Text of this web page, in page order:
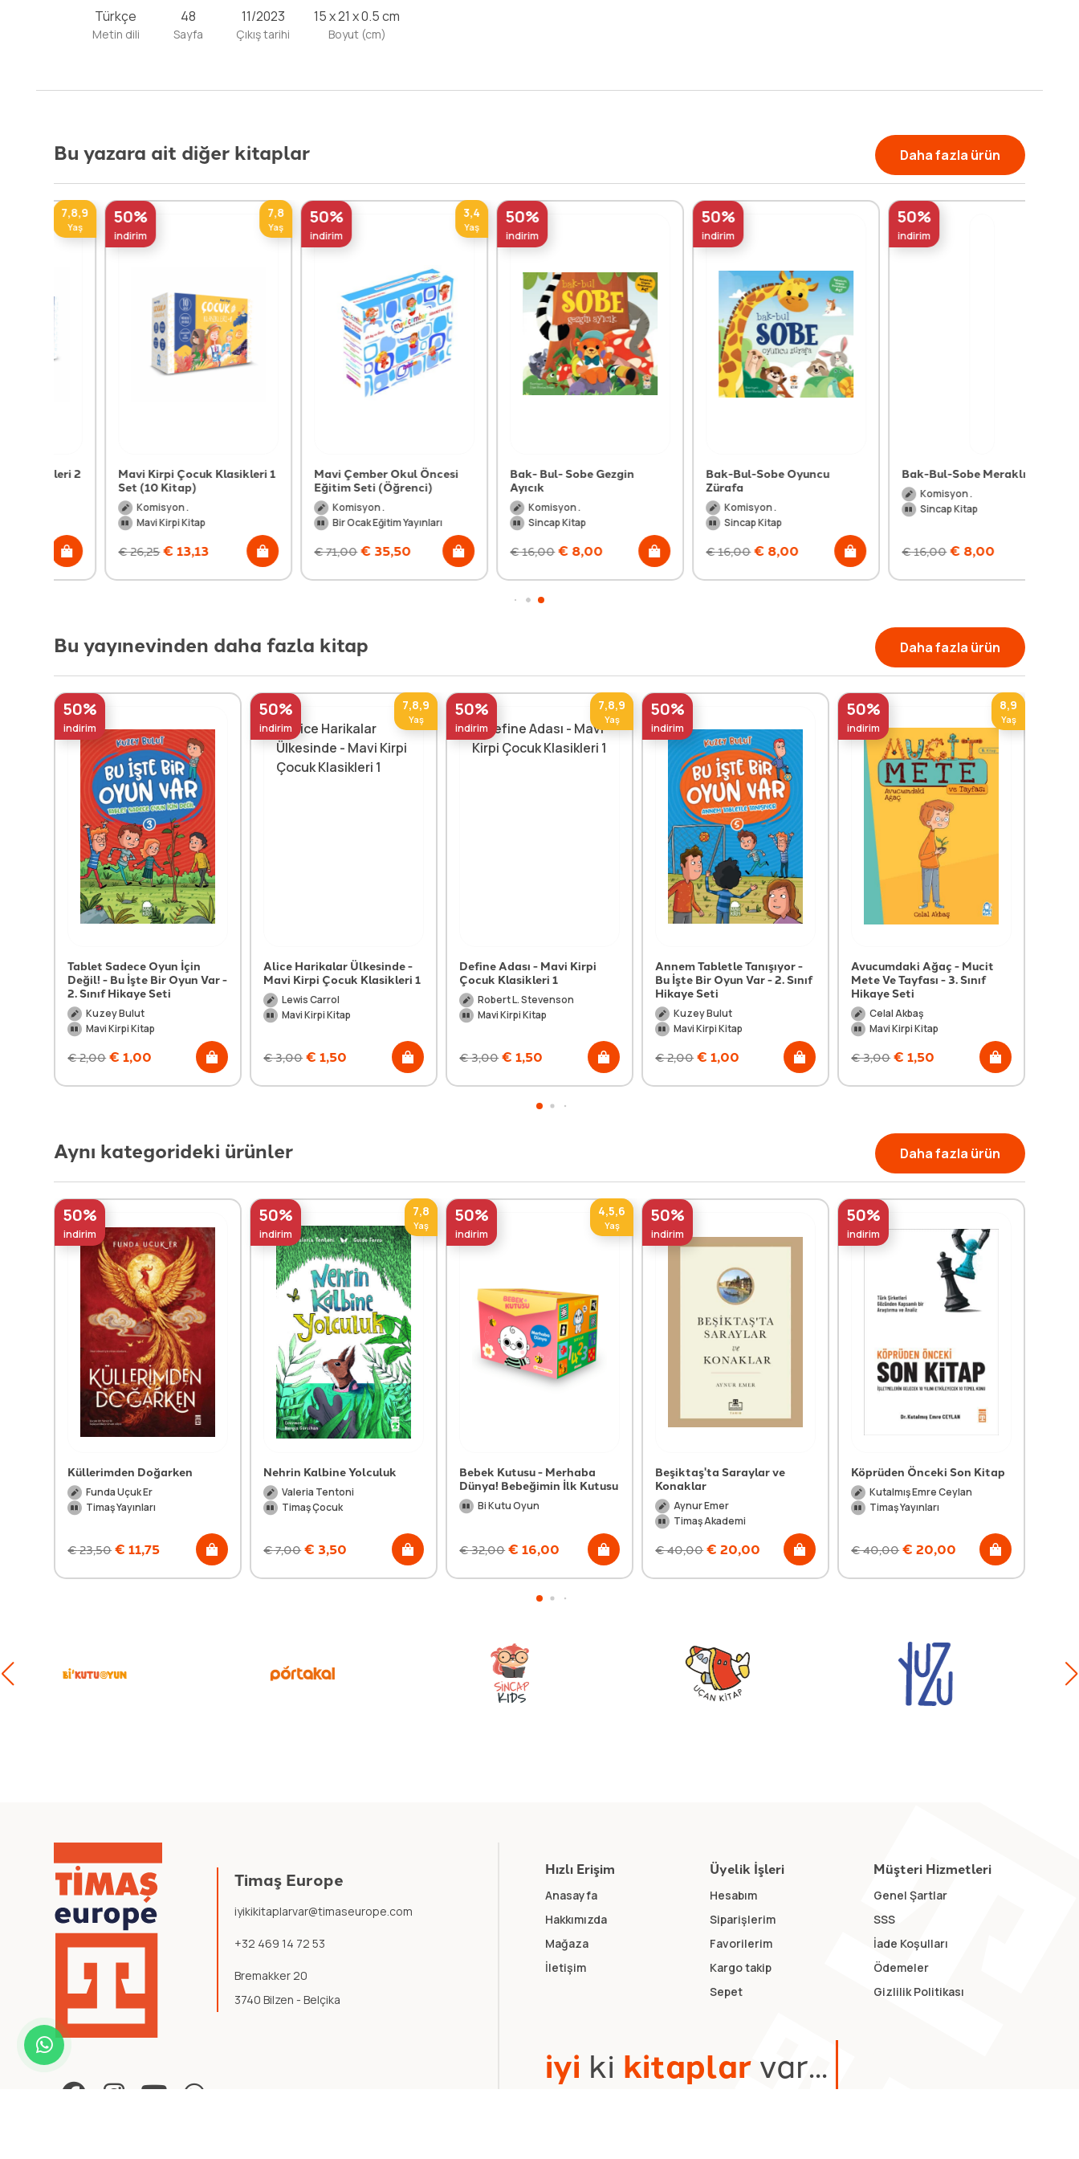
Türkçe
Metin dili
48
Sayfa
11/2023
Çıkış tarihi
15 x 21 x 0.5 cm
Boyut (cm)
Bu yazara ait diğer kitaplar Daha fazla ürün
50%
indirim
Mavi Kirpi Çocuk Klasikleri 1
Set (10 Kitap)
Komisyon .
Mavi Kirpi Kitap
€ 26,25 €13,13
50%
indirim
Mavi Çember Okul Öncesi
Eğitim Seti (Öğrenci)
Komisyon .
Bir Ocak Eğitim Yayınları
€ 71,00 €35,50
50%
indirim
Bak- Bul- Sobe Gezgin
Komisyon .
Sincap Kitap
€ 16,00 €8,00
50%
Bak-Bul-Sobe Oyuncu
Komisyon .
Sincap Kitap
€ 16,00 €8,00
50%
Bak-Bul-Sobe Meraklı Kedi
Komisyon .
Sincap Kitap
€ 16,00 €8,00
Bu yayınevinden daha fazla kitap Daha fazla ürün
50%
indirim
Tablet Sadece Oyun İçin
Değil! - Bu İşte Bir Oyun Var -
2. Sınıf Hikaye Seti
Kuzey Bulut
Mavi Kirpi Kitap
€2,00 € 1,00
50%
indirim
7,8,9
Yaş
Alice Harikalar Ülkesinde -
Mavi Kirpi Çocuk Klasikleri 1
Lewis Carrol
Mavi Kirpi Kitap
€3,00 € 1,50
50%
indirim
7,8,9
Yaş
Define Adası - Mavi Kirpi
Çocuk Klasikleri 1
Robert L. Stevenson
Mavi Kirpi Kitap
€3,00 € 1,50
50%
indirim
Annem Tabletle Tanışıyor -
Bu İşte Bir Oyun Var - 2. Sınıf
Hikaye Seti
Kuzey Bulut
Mavi Kirpi Kitap
€2,00 € 1,00
50%
indirim
8,9
Yaş
Avucumdaki Ağaç - Mucit
Mete Ve Tayfası - 3. Sınıf
Hikaye Seti
Celal Akbaş
Mavi Kirpi Kitap
€3,00 € 1,50
Aynı kategorideki ürünler Daha fazla ürün
50%
indirim
Küllerimden Doğarken
Funda Uçuk Er
Timaş Yayınları
€23,50 € 11,75
50%
indirim
7,8
Yaş
Nehrin Kalbine Yolculuk
Valeria Tentoni
Timaş Çocuk
€7,00 € 3,50
50%
indirim
4,5,6
Yaş
Bebek Kutusu - Merhaba
Dünya! Bebeğimin İlk Kutusu
Bi Kutu Oyun
€32,00 € 16,00
50%
indirim
Beşiktaş'ta Saraylar ve
Konaklar
Aynur Emer
Timaş Akademi
€40,00 € 20,00
50%
indirim
Köprüden Önceki Son Kitap
Kutalmış Emre Ceylan
Timaş Yayınları
€40,00 € 20,00
Timaş Europe
iyikikitaplarvar@timaseurope.com
+32 469 14 72 53
Bremakker 20
3740 Bilzen - Belçika
Hızlı Erişim
Anasayfa
Hakkımızda
Mağaza
İletişim
Üyelik İşleri
Hesabım
Siparişlerim
Favorilerim
Kargo takip
Sepet
Müşteri Hizmetleri
Genel Şartlar
SSS
İade Koşulları
Ödemeler
Gizlilik Politikası
iyi ki kitaplarvar...